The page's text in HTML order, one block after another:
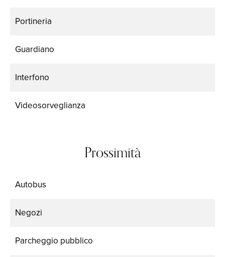
Portineria
Guardiano
Interfono
Videosorveglianza
Prossimità
Autobus
Negozi
Parcheggio pubblico